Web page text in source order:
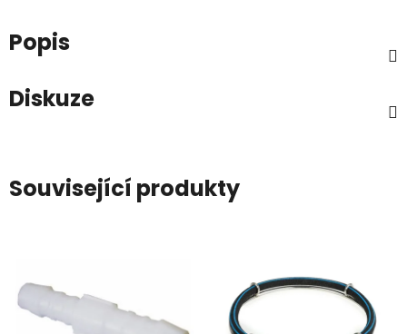
Popis
Diskuze
Související produkty